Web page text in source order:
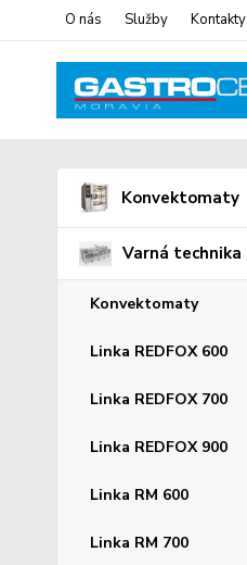
O nás Služby Kontakty
Konvektomaty
Varná technika
Konvektomaty
Linka REDFOX 600
Linka REDFOX 700
Linka REDFOX 900
Linka RM 600
Linka RM 700